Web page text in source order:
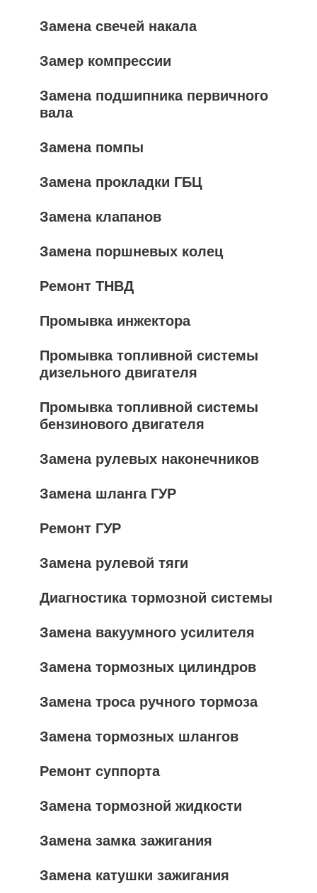
Замена свечей накала
Замер компрессии
Замена подшипника первичного
вала
Замена помпы
Замена прокладки ГБЦ
Замена клапанов
Замена поршневых колец
Ремонт ТНВД
Промывка инжектора
Промывка топливной системы
дизельного двигателя
Промывка топливной системы
бензинового двигателя
Замена рулевых наконечников
Замена шланга ГУР
Ремонт ГУР
Замена рулевой тяги
Диагностика тормозной системы
Замена вакуумного усилителя
Замена тормозных цилиндров
Замена троса ручного тормоза
Замена тормозных шлангов
Ремонт суппорта
Замена тормозной жидкости
Замена замка зажигания
Замена катушки зажигания